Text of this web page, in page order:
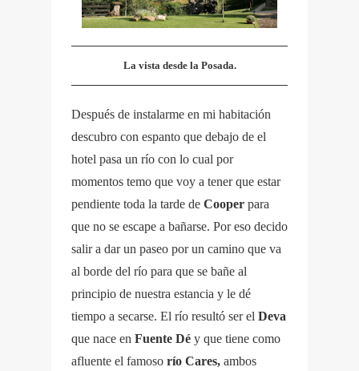
La vista desde la Posada.
Después de instalarme en mi habitación
descubro con espanto que debajo de el
hotel pasa un río con lo cual por
momentos temo que voy a tener que estar
pendiente toda la tarde de Cooper para
que no se escape a bañarse. Por eso decido
salir a dar un paseo por un camino que va
al borde del río para que se bañe al
principio de nuestra estancia y le dé
tiempo a secarse. El río resultó ser el Deva
que nace en Fuente Dé y que tiene como
afluente el famoso río Cares, ambos